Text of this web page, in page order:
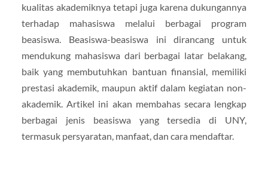
kualitas akademiknya tetapi juga karena dukungannya
terhadap mahasiswa melalui berbagai program
beasiswa. Beasiswa-beasiswa ini dirancang untuk
mendukung mahasiswa dari berbagai latar belakang,
baik yang membutuhkan bantuan finansial, memiliki
prestasi akademik, maupun aktif dalam kegiatan non-
akademik. Artikel ini akan membahas secara lengkap
berbagai jenis beasiswa yang tersedia di UNY,
termasuk persyaratan, manfaat, dan cara mendaftar.